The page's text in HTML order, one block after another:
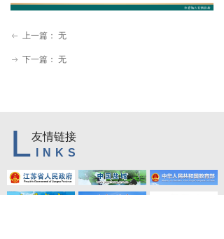
ꁹ 下一篇： 无
ꂃ 上一篇： 无
友情链接
L INKS